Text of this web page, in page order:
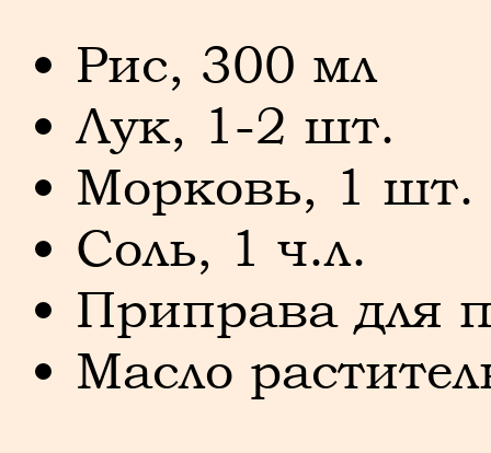
Рис, 300 мл
Лук, 1-2 шт.
Морковь, 1 шт.
Соль, 1 ч.л.
Приправа для
Масло